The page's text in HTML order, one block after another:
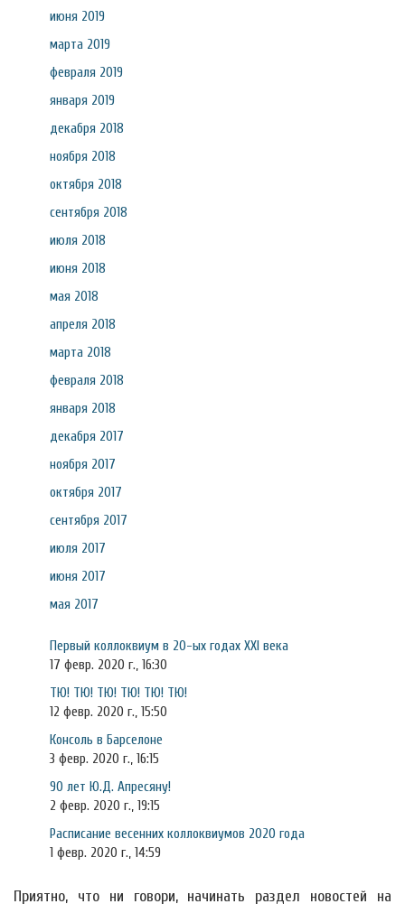
июня 2019
марта 2019
февраля 2019
января 2019
декабря 2018
ноября 2018
октября 2018
сентября 2018
июля 2018
июня 2018
мая 2018
апреля 2018
марта 2018
февраля 2018
января 2018
декабря 2017
ноября 2017
октября 2017
сентября 2017
июля 2017
июня 2017
мая 2017
Первый коллоквиум в 20-ых годах XXI века
17 февр. 2020 г., 16:30
ТЮ! ТЮ! ТЮ! ТЮ! ТЮ! ТЮ!
12 февр. 2020 г., 15:50
Консоль в Барселоне
3 февр. 2020 г., 16:15
90 лет Ю.Д. Апресяну!
2 февр. 2020 г., 19:15
Расписание весенних коллоквиумов 2020 года
1 февр. 2020 г., 14:59
Приятно, что ни говори, начинать раздел новостей на